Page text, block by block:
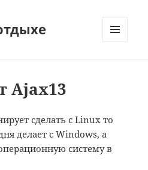
Ajax13
сделать с Linux то
делает с Windows, а
систему в